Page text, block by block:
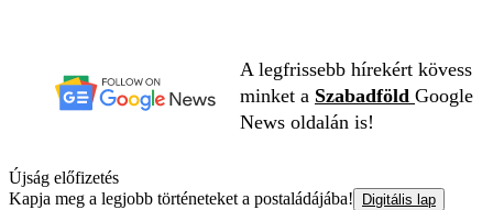
A legfrissebb hírekért kövess
minket a Szabadföld Google
News oldalán is!
Újság előfizetés
Kapja meg a legjobb történeteket a postaládájába!
Digitális lap